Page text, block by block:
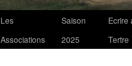
Les
Associations
Saison
2025
Ecrire
Tertre